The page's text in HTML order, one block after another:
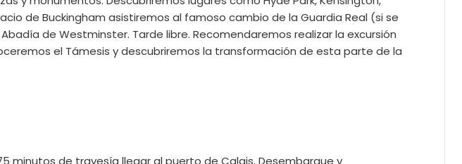
de Buckingham asistiremos al famoso cambio de la Guardia Real (si se
de Westminster. Tarde libre. Recomendaremos realizar la excursión
el Támesis y descubriremos la transformación de esta parte de la
minutos de travesía llegar al puerto de Calais. Desembarque y